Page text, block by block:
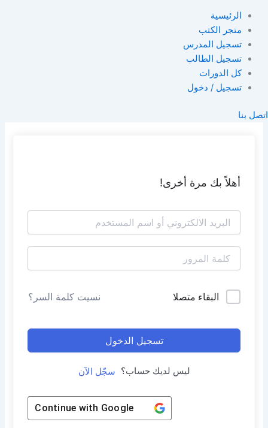
الرئيسية
متجر الكتب
تسجيل المدرس
تسجيل الطالب
كل الدورات
تسجيل / دخول
اتصل بنا
أهلاً بك مرة أخرى!
البقاء متصلا نسيت كلمة السر؟
تسجيل الدخول
ليس لديك حساب؟ سجّل الآن
Continue with Google